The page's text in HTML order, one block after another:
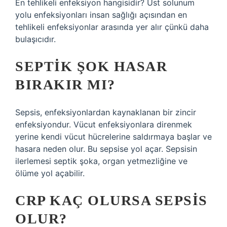
En tehlikeli enfeksiyon hangisidir? Üst solunum
yolu enfeksiyonları insan sağlığı açısından en
tehlikeli enfeksiyonlar arasında yer alır çünkü daha
bulaşıcıdır.
SEPTIK ŞOK HASAR
BIRAKIR MI?
Sepsis, enfeksiyonlardan kaynaklanan bir zincir
enfeksiyondur. Vücut enfeksiyonlara direnmek
yerine kendi vücut hücrelerine saldırmaya başlar ve
hasara neden olur. Bu sepsise yol açar. Sepsisin
ilerlemesi septik şoka, organ yetmezliğine ve
ölüme yol açabilir.
CRP KAÇ OLURSA SEPSIS
OLUR?